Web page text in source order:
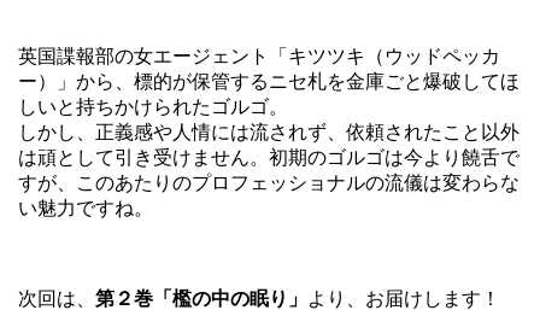
英国諜報部の女エージェント「キツツキ（ウッドペッカ
ー）」から、標的が保管するニセ札を金庫ごと爆破してほ
しいと持ちかけられたゴルゴ。
しかし、正義感や人情には流されず、依頼されたこと以外
は頑として引き受けません。初期のゴルゴは今より饒舌で
すが、このあたりのプロフェッショナルの流儀は変わらな
い魅力ですね。
次回は、 第２巻「檻の中の眠り」 より、お届けします！